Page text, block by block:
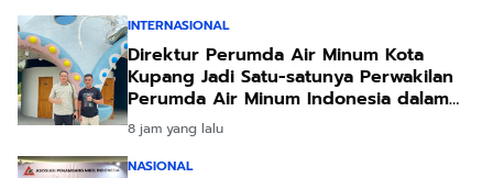
INTERNASIONAL
Direktur Perumda Air Minum Kota
Kupang Jadi Satu-satunya Perwakilan
Perumda Air Minum Indonesia dalam
Forum Teknologi Lingkungan di Taiwan
8 jam yang lalu
NASIONAL